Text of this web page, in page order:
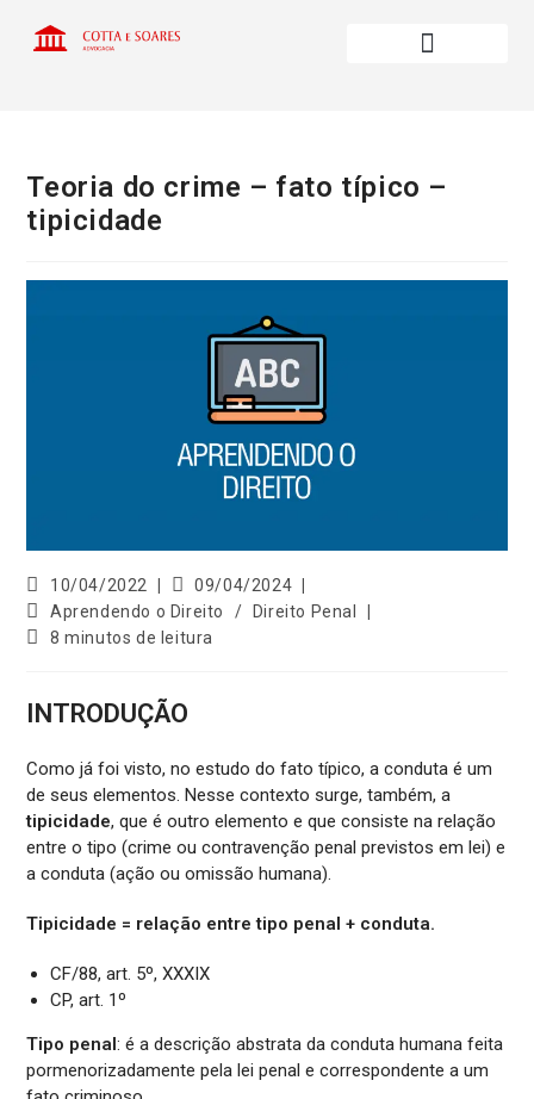
Teoria do crime – fato típico –
tipicidade
10/04/2022
09/04/2024
Aprendendo o Direito
/
Direito Penal
8 minutos de leitura
INTRODUÇÃO
Como já foi visto, no estudo do fato típico, a conduta é um
de seus elementos. Nesse contexto surge, também, a
tipicidade, que é outro elemento e que consiste na relação
entre o tipo (crime ou contravenção penal previstos em lei) e
a conduta (ação ou omissão humana).
Tipicidade = relação entre tipo penal + conduta.
CF/88, art. 5º, XXXIX
CP, art. 1º
Tipo penal: é a descrição abstrata da conduta humana feita
pormenorizadamente pela lei penal e correspondente a um